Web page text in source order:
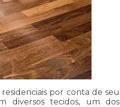
por conta de seu
diversos tecidos, um dos